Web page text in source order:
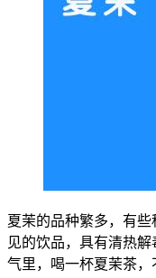
夏茉的品种繁多，有
见的饮品，具有清热
气里，喝一杯夏茉茶